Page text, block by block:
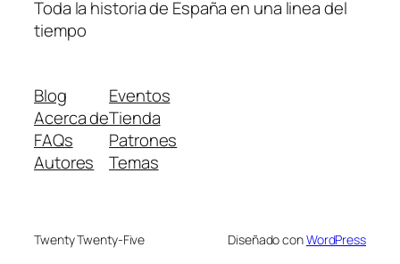
Toda la historia de España en una linea del
tiempo
Blog
Acerca de
FAQs
Autores
Eventos
Tienda
Patrones
Temas
Twenty Twenty-Five Diseñado conWordPress